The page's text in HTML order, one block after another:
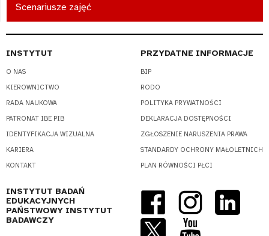
Scenariusze zajęć
INSTYTUT
O NAS
KIEROWNICTWO
RADA NAUKOWA
PATRONAT IBE PIB
IDENTYFIKACJA WIZUALNA
KARIERA
KONTAKT
PRZYDATNE INFORMACJE
BIP
RODO
POLITYKA PRYWATNOŚCI
DEKLARACJA DOSTĘPNOŚCI
ZGŁOSZENIE NARUSZENIA PRAWA
STANDARDY OCHRONY MAŁOLETNICH
PLAN RÓWNOŚCI PŁCI
INSTYTUT BADAŃ
EDUKACYJNYCH
PAŃSTWOWY INSTYTUT
BADAWCZY